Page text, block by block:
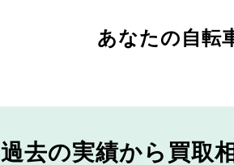
あなたの自転
過去の実績から 買取